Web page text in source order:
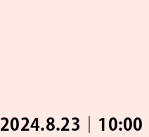
2024.8.23｜10:00